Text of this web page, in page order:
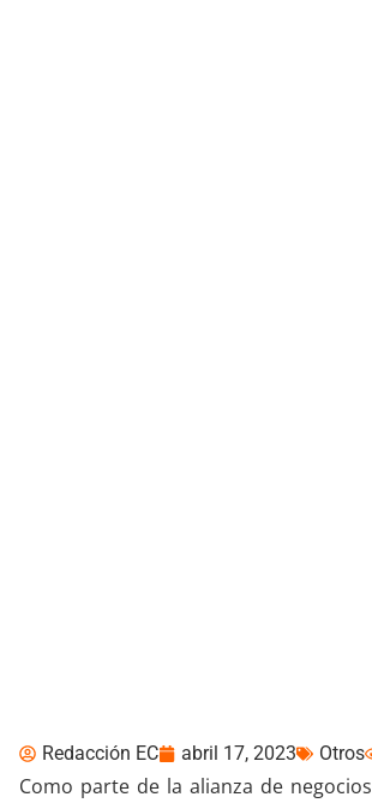
Redacción EC abril 17, 2023 Otros
Como parte de la alianza de